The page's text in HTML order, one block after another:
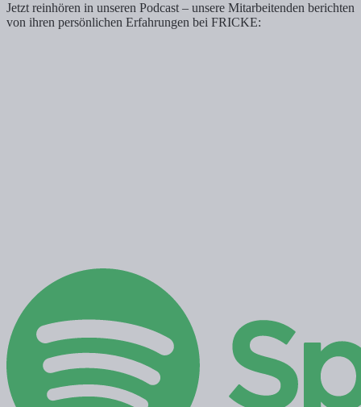
Jetzt reinhören in unseren Podcast – unsere Mitarbeitenden berichten
von ihren persönlichen Erfahrungen bei FRICKE: